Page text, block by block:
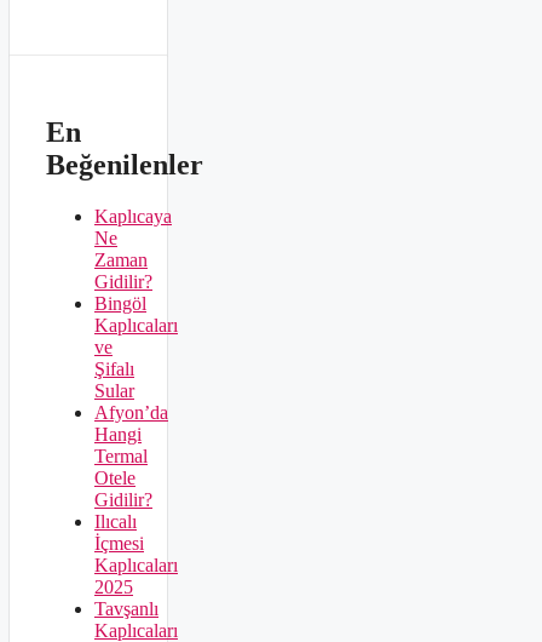
En
Beğenilenler
Kaplıcaya
Ne
Zaman
Gidilir?
Bingöl
Kaplıcaları
ve
Şifalı
Sular
Afyon’da
Hangi
Termal
Otele
Gidilir?
Ilıcalı
İçmesi
Kaplıcaları
2025
Tavşanlı
Kaplıcaları